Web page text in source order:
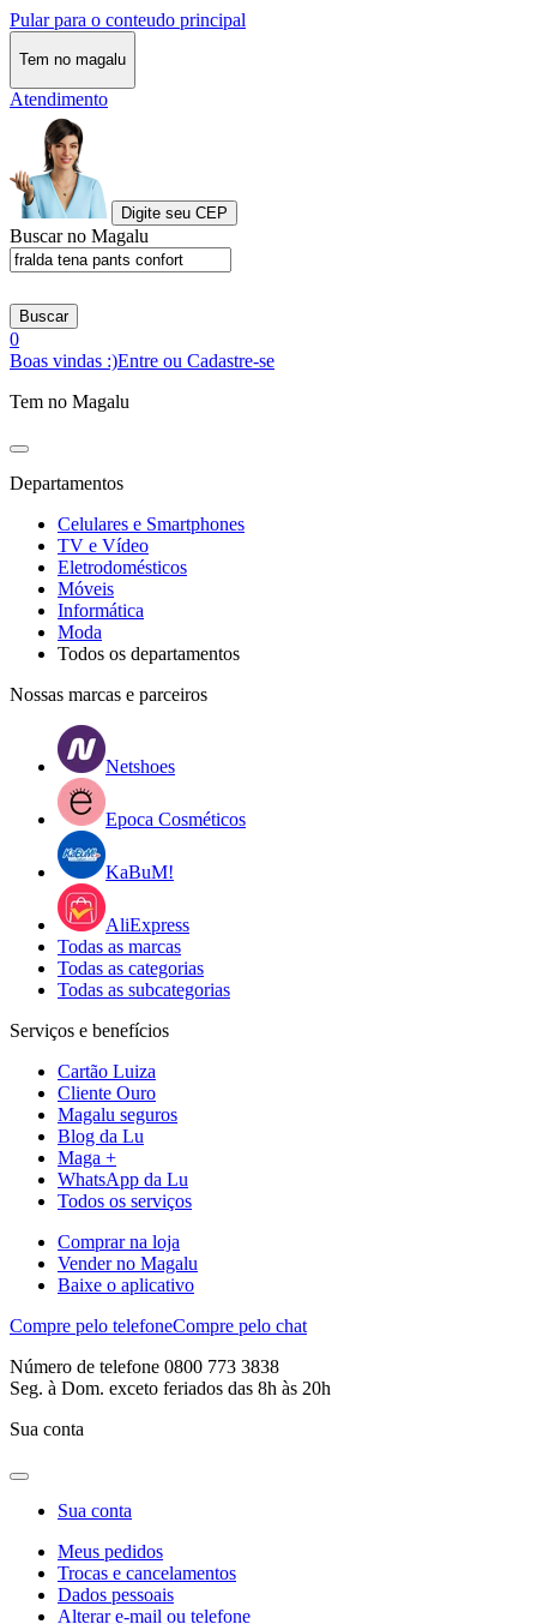
Pular para o conteudo principal
Tem no magalu
Atendimento
Digite seu CEP
Buscar no Magalu
Buscar
0
Boas vindas :)Entre ou Cadastre-se
Tem no Magalu
Departamentos
Celulares e Smartphones
TV e Vídeo
Eletrodomésticos
Móveis
Informática
Moda
Todos os departamentos
Nossas marcas e parceiros
Netshoes
Epoca Cosméticos
KaBuM!
AliExpress
Todas as marcas
Todas as categorias
Todas as subcategorias
Serviços e benefícios
Cartão Luiza
Cliente Ouro
Magalu seguros
Blog da Lu
Maga +
WhatsApp da Lu
Todos os serviços
Comprar na loja
Vender no Magalu
Baixe o aplicativo
Compre pelo telefoneCompre pelo chat
Número de telefone 0800 773 3838
Seg. à Dom. exceto feriados das 8h às 20h
Sua conta
Sua conta
Meus pedidos
Trocas e cancelamentos
Dados pessoais
Alterar e-mail ou telefone